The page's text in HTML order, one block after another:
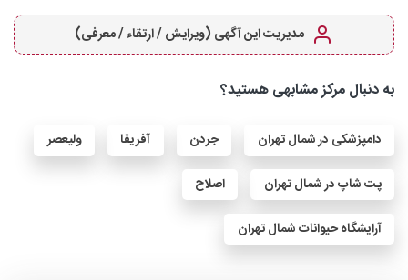
مدیریت این آگهی (ویرایش / ارتقاء / معرفی)
به دنبال مرکز مشابهی هستید؟
دامپزشکی در شمال تهران جردن آفریقا ولیعصر
پت شاپ در شمال تهران اصلاح
آرایشگاه حیوانات شمال تهران